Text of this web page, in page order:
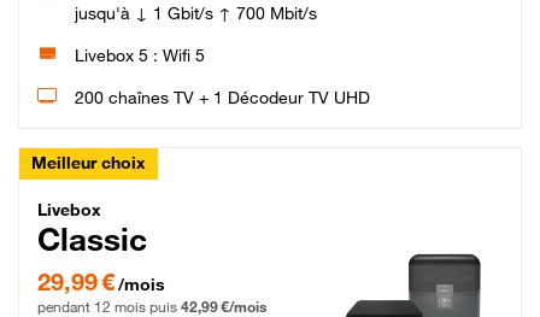
jusqu'à ↓ 1 Gbit/s ↑ 700 Mbit/s
Livebox 5 : Wifi 5
200 chaînes TV + 1 Décodeur TV UHD
Meilleur choix
Livebox Classic Fibre
Livebox
Classic
29,99 € par mois pendant 12 mois puis 42,99 € par mois, Engagement 12 mois
29,99 €/mois
pendant 12 mois puis 42,99 €/mois